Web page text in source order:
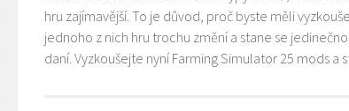
hru zajímavější. To je důvod, proč byste měli
jednoho z nich hru trochu změní a stane se
daní. Vyzkoušejte nyní Farming Simulator 25 mods a